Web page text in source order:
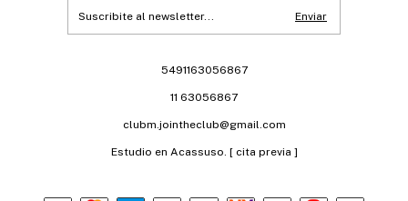
5491163056867
11 63056867
clubm.jointheclub@gmail.com
Estudio en Acassuso. [ cita previa ]